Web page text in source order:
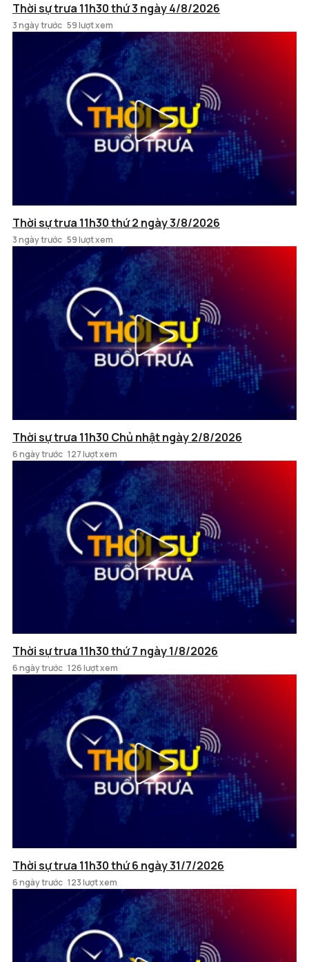
Thời sự trưa 11h30 thứ 3 ngày 4/8/2026
3 ngày trước 59 lượt xem
Thời sự trưa 11h30 thứ 2 ngày 3/8/2026
3 ngày trước 59 lượt xem
Thời sự trưa 11h30 Chủ nhật ngày 2/8/2026
6 ngày trước 127 lượt xem
Thời sự trưa 11h30 thứ 7 ngày 1/8/2026
6 ngày trước 126 lượt xem
Thời sự trưa 11h30 thứ 6 ngày 31/7/2026
6 ngày trước 123 lượt xem